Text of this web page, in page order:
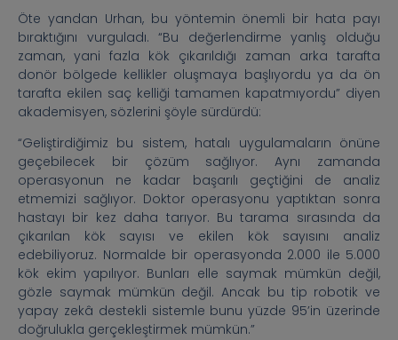
Öte yandan Urhan, bu yöntemin önemli bir hata payı
bıraktığını vurguladı. “Bu değerlendirme yanlış olduğu
zaman, yani fazla kök çıkarıldığı zaman arka tarafta
donör bölgede kellikler oluşmaya başlıyordu ya da ön
tarafta ekilen saç kelliği tamamen kapatmıyordu” diyen
akademisyen, sözlerini şöyle sürdürdü:
“Geliştirdiğimiz bu sistem, hatalı uygulamaların önüne
geçebilecek bir çözüm sağlıyor. Aynı zamanda
operasyonun ne kadar başarılı geçtiğini de analiz
etmemizi sağlıyor. Doktor operasyonu yaptıktan sonra
hastayı bir kez daha tarıyor. Bu tarama sırasında da
çıkarılan kök sayısı ve ekilen kök sayısını analiz
edebiliyoruz. Normalde bir operasyonda 2.000 ile 5.000
kök ekim yapılıyor. Bunları elle saymak mümkün değil,
gözle saymak mümkün değil. Ancak bu tip robotik ve
yapay zekâ destekli sistemle bunu yüzde 95’in üzerinde
doğrulukla gerçekleştirmek mümkün.”